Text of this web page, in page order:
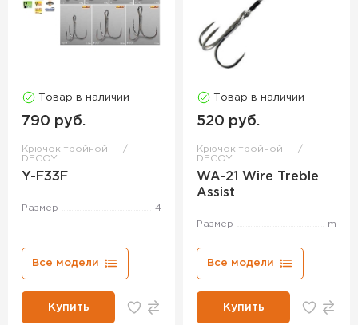
Товар в наличии
790 руб.
Крючок тройной
DECOY
Y-F33F
Размер 4
Все модели
Купить
Товар в наличии
520 руб.
Крючок тройной
DECOY
WA-21 Wire Treble
Assist
Размер m
Все модели
Купить